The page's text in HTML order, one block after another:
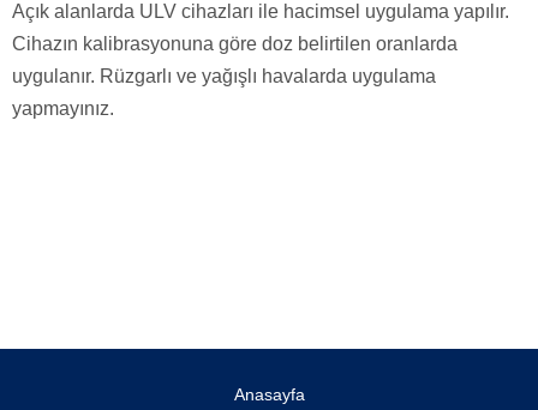
Açık alanlarda ULV cihazları ile hacimsel uygulama yapılır.
Cihazın kalibrasyonuna göre doz belirtilen oranlarda
uygulanır. Rüzgarlı ve yağışlı havalarda uygulama
yapmayınız.
Anasayfa